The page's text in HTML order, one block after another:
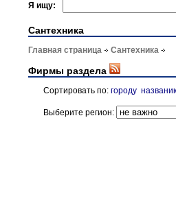
Я ищу:
Сантехника
Главная страница Сантехника
Фирмы раздела
Сортировать по: городу
Выберите регион: